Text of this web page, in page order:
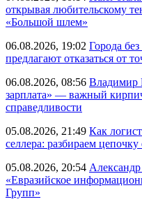
открывая любительскому
«Большой шлем»
06.08.2026, 19:02 Города
предлагают отказаться от
06.08.2026, 08:56 Владимир
зарплата» — важный
справедливости
05.08.2026, 21:49 Как
селлера: разбираем
05.08.2026, 20:54
«Евразийское
Групп»